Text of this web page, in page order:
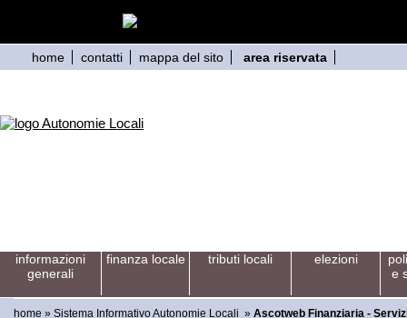
home contatti mappa del sito area riservata
informazioni
generali
finanza locale tributi locali elezioni
e
home » Sistema Informativo Autonomie Locali » Ascotweb Finanziaria -